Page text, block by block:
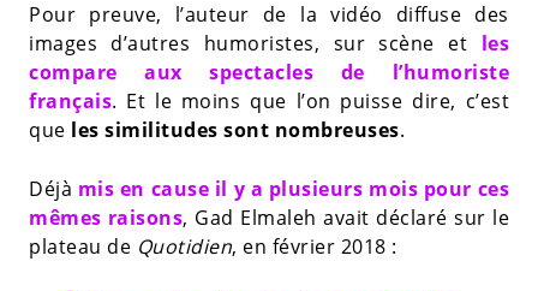
Pour preuve, l’auteur de la vidéo diffuse des
images d’autres humoristes, sur scène et les
compare aux spectacles de l’humoriste
français. Et le moins que l’on puisse dire, c’est
que les similitudes sont nombreuses.
Déjà mis en cause il y a plusieurs mois pour ces
mêmes raisons, Gad Elmaleh avait déclaré sur le
plateau de Quotidien, en février 2018 :